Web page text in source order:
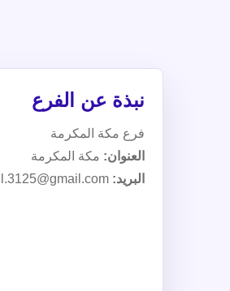
نبذة عن الفرع
فرع مكة المكرمة
العنوان: مكة المكرمة
البريد: